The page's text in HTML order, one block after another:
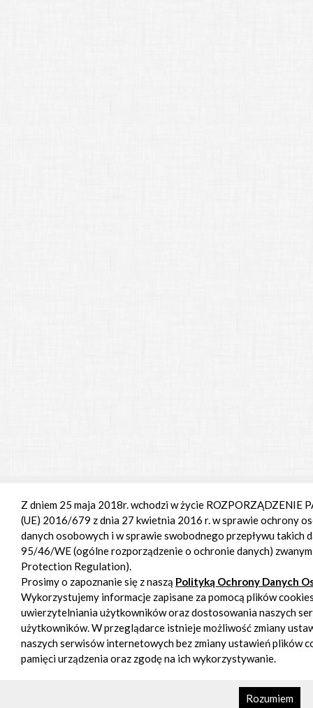
Z dniem 25 maja 2018r. wchodzi w życie ROZPORZĄDZENIE
(UE) 2016/679 z dnia 27 kwietnia 2016 r. w sprawie ochrony
danych osobowych i w sprawie swobodnego przepływu takich
95/46/WE (ogólne rozporządzenie o ochronie danych)
Protection Regulation).
Prosimy o zapoznanie się z naszą Polityką Ochrony Danych
Wykorzystujemy informacje zapisane za pomocą plików
uwierzytelniania użytkowników oraz dostosowania naszych
użytkowników. W przeglądarce istnieje możliwość zmiany
naszych serwisów internetowych bez zmiany ustawień plików
pamięci urządzenia oraz zgodę na ich wykorzystywanie.
Rozumiem